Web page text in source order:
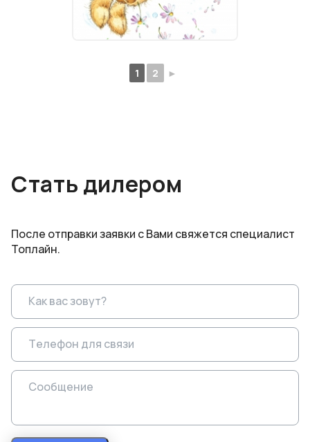
1 2 ►
Стать дилером
После отправки заявки с Вами свяжется специалист
Топлайн.